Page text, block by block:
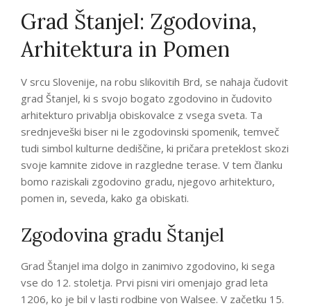
Grad Štanjel: Zgodovina,
Arhitektura in Pomen
V srcu Slovenije, na robu slikovitih Brd, se nahaja čudovit
grad Štanjel, ki s svojo bogato zgodovino in čudovito
arhitekturo privablja obiskovalce z vsega sveta. Ta
srednjeveški biser ni le zgodovinski spomenik, temveč
tudi simbol kulturne dediščine, ki pričara preteklost skozi
svoje kamnite zidove in razgledne terase. V tem članku
bomo raziskali zgodovino gradu, njegovo arhitekturo,
pomen in, seveda, kako ga obiskati.
Zgodovina gradu Štanjel
Grad Štanjel ima dolgo in zanimivo zgodovino, ki sega
vse do 12. stoletja. Prvi pisni viri omenjajo grad leta
1206, ko je bil v lasti rodbine von Walsee. V začetku 15.